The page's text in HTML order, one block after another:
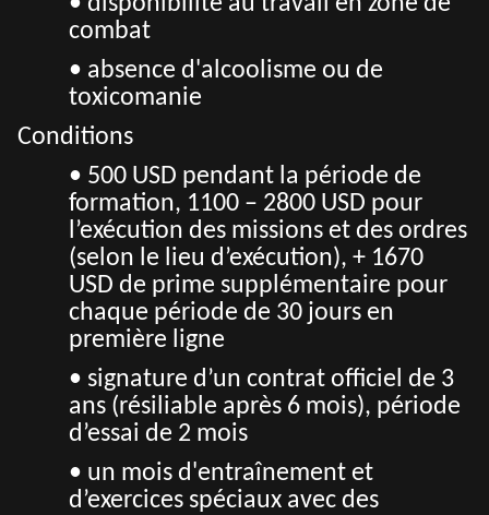
combat
• absence d'alcoolisme ou de
toxicomanie
Conditions
• 500 USD pendant la période de
formation, 1100 – 2800 USD pour
l’exécution des missions et des ordres
(selon le lieu d’exécution), + 1670
USD de prime supplémentaire pour
chaque période de 30 jours en
première ligne
• signature d’un contrat officiel de 3
ans (résiliable après 6 mois), période
d’essai de 2 mois
• un mois d'entraînement et
d’exercices spéciaux avec des